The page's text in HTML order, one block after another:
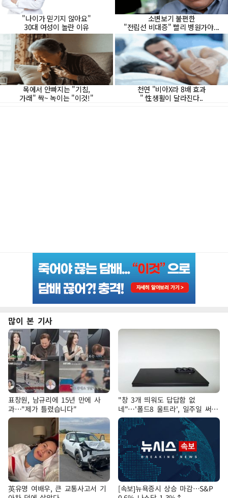
많이 본 기사
표창원, 남규리에 15년 만에 사
과…"제가 틀렸습니다"
"창 3개 띄워도 답답함 없
네"…'폴드8 울트라', 일주일 써보
니
英유명 여배우, 큰 교통사고서 기
[속보]뉴욕증시 상승 마감…S&P